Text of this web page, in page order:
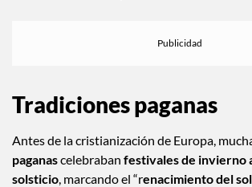
cristianismo y el nacimiento de Jesús. Para
Tradiciones paganas